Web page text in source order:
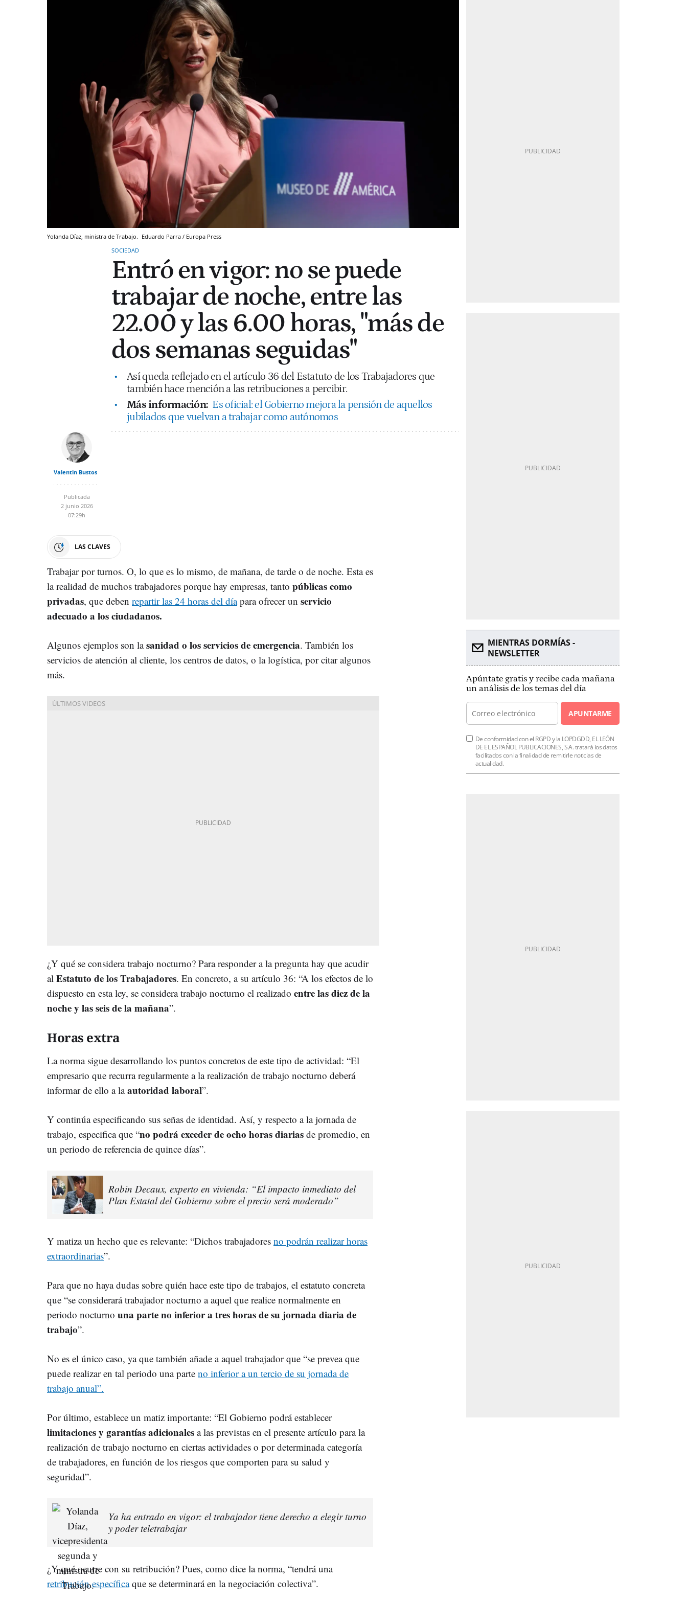
Yolanda Díaz, ministra de Trabajo. Eduardo Parra / Europa Press
SOCIEDAD
Entró en vigor: no se puede
trabajar de noche, entre las
22.00 y las 6.00 horas, "más de
dos semanas seguidas"
Así queda reflejado en el artículo 36 del Estatuto de los Trabajadores que
también hace mención a las retribuciones a percibir.
Más información: Es oficial: el Gobierno mejora la pensión de aquellos
jubilados que vuelvan a trabajar como autónomos
Valentín Bustos
Publicada
2 junio 2026
07:29h
LAS CLAVES
Trabajar por turnos. O, lo que es lo mismo, de mañana, de tarde o de noche. Esta es
la realidad de muchos trabajadores porque hay empresas, tanto públicas como
privadas, que deben repartir las 24 horas del díapara ofrecer un servicio
adecuado a los ciudadanos.
Algunos ejemplos son lasanidad o los servicios de emergencia. También los
servicios de atención al cliente, los centros de datos, o la logística, por citar algunos
más.
¿Y qué se considera trabajo nocturno? Para responder a la pregunta hay que acudir
al Estatuto de los Trabajadores. En concreto, a su artículo 36: “A los efectos de lo
dispuesto en esta ley, se considera trabajo nocturno el realizado entre las diez de la
noche y las seis de la mañana”.
Horas extra
La norma sigue desarrollando los puntos concretos de este tipo de actividad: “El
empresario que recurra regularmente a la realización de trabajo nocturno deberá
informar de ello a laautoridad laboral”.
Y continúa especificando sus señas de identidad. Así, y respecto a la jornada de
trabajo, especifica que “no podrá exceder de ocho horas diarias de promedio, en
un periodo de referencia de quince días”.
Robin Decaux, experto en vivienda: “El impacto inmediato del
Plan Estatal del Gobierno sobre el precio será moderado”
Y matiza un hecho que es relevante: “Dichos trabajadores no podrán realizar horas
extraordinarias”.
Para que no haya dudas sobre quién hace este tipo de trabajos, el estatuto concreta
que “se considerará trabajador nocturno a aquel que realice normalmente en
periodo nocturno una parte no inferior a tres horas de su jornada diaria de
trabajo”.
No es el único caso, ya que también añade a aquel trabajador que “se prevea que
puede realizar en tal periodo una parte no inferior a un tercio de su jornada de
trabajo anual”.
Por último, establece un matiz importante: “El Gobierno podrá establecer
limitaciones y garantías adicionales a las previstas en el presente artículo para la
realización de trabajo nocturno en ciertas actividades o por determinada categoría
de trabajadores, en función de los riesgos que comporten para su salud y
seguridad”.
Ya ha entrado en vigor: el trabajador tiene derecho a elegir turno
y poder teletrabajar
¿Y qué ocurre con su retribución? Pues, como dice la norma, “tendrá una
retribución específicaque se determinará en la negociación colectiva”.
MIENTRAS DORMÍAS -
NEWSLETTER
Apúntate gratis y recibe cada mañana
un análisis de los temas del día
APUNTARME
De conformidad con el RGPD y la LOPDGDD, EL LEÓN
DE EL ESPAÑOL PUBLICACIONES, S.A. tratará los datos
facilitados con la finalidad de remitirle noticias de
actualidad.